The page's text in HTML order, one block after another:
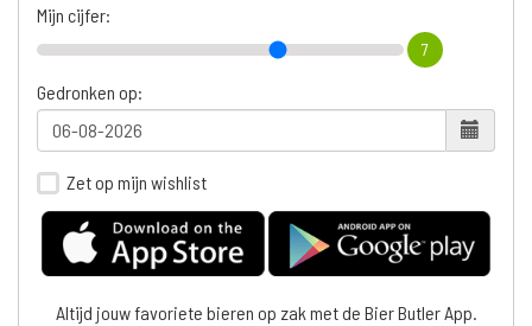
Mijn cijfer:
7
Gedronken op:
Zet op mijn wishlist
Altijd jouw favoriete bieren op zak met de Bier Butler App.